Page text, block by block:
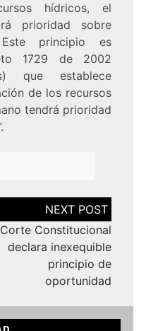
hídricos, el
prioridad sobre
principio es
1729 de 2002
que establece
de los recursos
tendrá prioridad
Corte Constitucional
declara inexequible
principio de
oportunidad